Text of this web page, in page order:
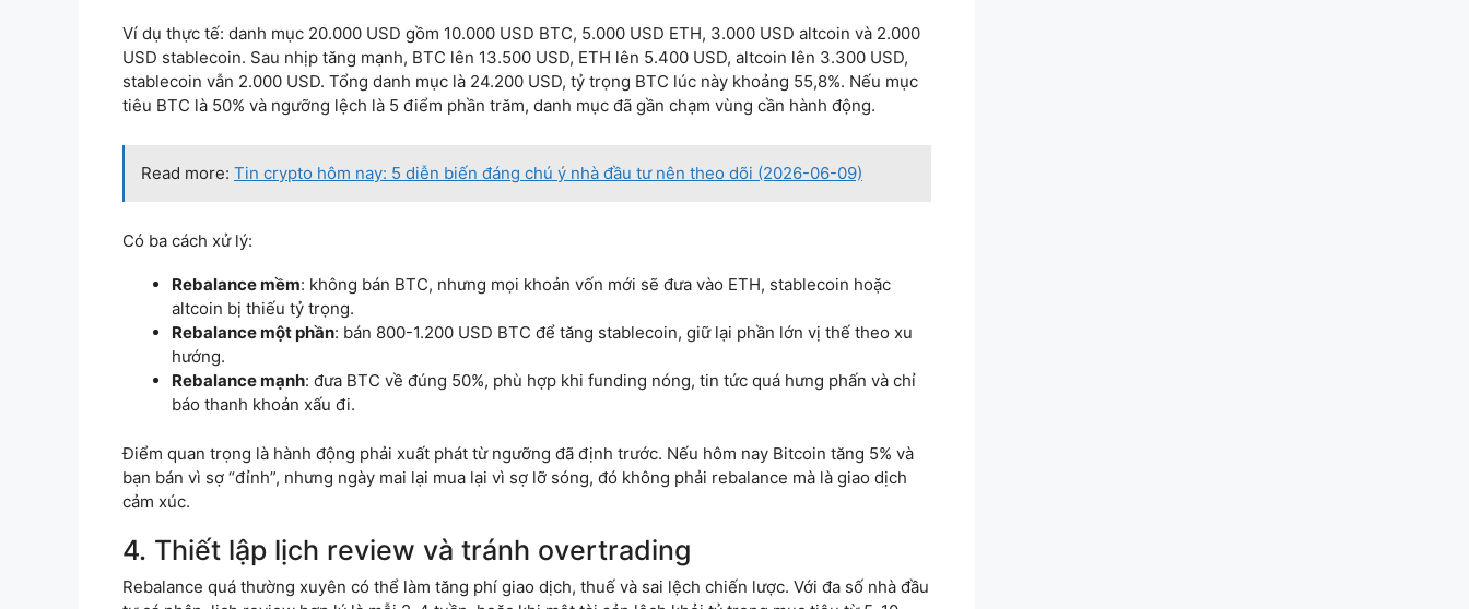
Ví dụ thực tế: danh mục 20.000 USD gồm 10.000 USD BTC, 5.000 USD ETH, 3.000 USD altcoin và 2.000
USD stablecoin. Sau nhịp tăng mạnh, BTC lên 13.500 USD, ETH lên 5.400 USD, altcoin lên 3.300 USD,
stablecoin vẫn 2.000 USD. Tổng danh mục là 24.200 USD, tỷ trọng BTC lúc này khoảng 55,8%. Nếu mục
tiêu BTC là 50% và ngưỡng lệch là 5 điểm phần trăm, danh mục đã gần chạm vùng cần hành động.
Read more: Tin crypto hôm nay: 5 diễn biến đáng chú ý nhà đầu tư nên theo dõi (2026-06-09)
Có ba cách xử lý:
Rebalance mềm: không bán BTC, nhưng mọi khoản vốn mới sẽ đưa vào ETH, stablecoin hoặc
altcoin bị thiếu tỷ trọng.
Rebalance một phần: bán 800-1.200 USD BTC để tăng stablecoin, giữ lại phần lớn vị thế theo xu
hướng.
Rebalance mạnh: đưa BTC về đúng 50%, phù hợp khi funding nóng, tin tức quá hưng phấn và chỉ
báo thanh khoản xấu đi.
Điểm quan trọng là hành động phải xuất phát từ ngưỡng đã định trước. Nếu hôm nay Bitcoin tăng 5% và
bạn bán vì sợ “đỉnh”, nhưng ngày mai lại mua lại vì sợ lỡ sóng, đó không phải rebalance mà là giao dịch
cảm xúc.
4. Thiết lập lịch review và tránh overtrading
Rebalance quá thường xuyên có thể làm tăng phí giao dịch, thuế và sai lệch chiến lược. Với đa số nhà đầu